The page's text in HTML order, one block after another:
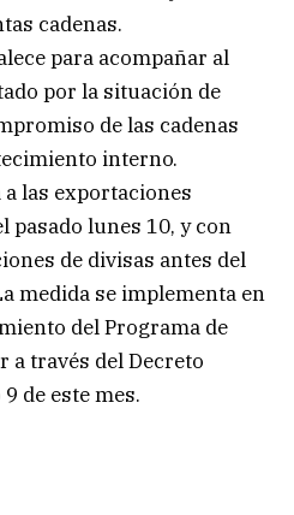
cadenas.
para acompañar al
por la situación de
de las cadenas
interno.
las exportaciones
pasado lunes 10, y con
de divisas antes del
medida se implementa en
del Programa de
través del Decreto
de este mes.